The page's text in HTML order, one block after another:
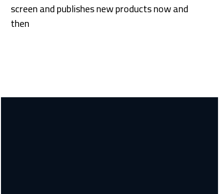
screen and publishes new products now and
then